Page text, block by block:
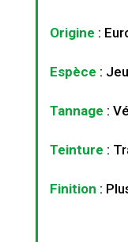
Origine :
Espèce :
Tannage :
Teinture :
Finition :